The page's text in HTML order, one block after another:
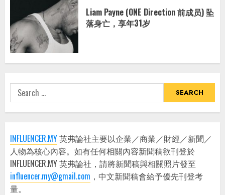
Liam Payne (ONE Direction 前成员) 坠
落身亡，享年31岁
Search
for:
INFLUENCER.MY英弗論社主要以企業／商業／財經／新聞／
人物為核心內容。如有任何相關內容新聞稿欲刊登於
INFLUENCER.MY 英弗論社，請將新聞稿與相關照片發至
influencer.my@gmail.com ，中文新聞稿會給予優先刊登考
量。